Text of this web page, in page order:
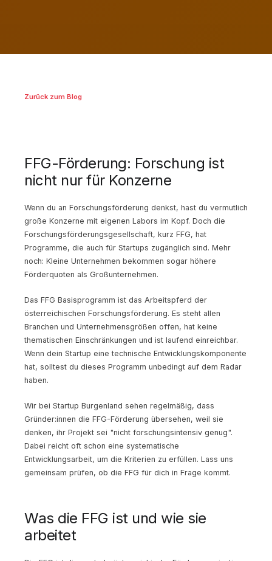
Zurück zum Blog
FFG-Förderung: Forschung ist
nicht nur für Konzerne
Wenn du an Forschungsförderung denkst, hast du vermutlich
große Konzerne mit eigenen Labors im Kopf. Doch die
Forschungsförderungsgesellschaft, kurz FFG, hat
Programme, die auch für Startups zugänglich sind. Mehr
noch: Kleine Unternehmen bekommen sogar höhere
Förderquoten als Großunternehmen.
Das FFG Basisprogramm ist das Arbeitspferd der
österreichischen Forschungsförderung. Es steht allen
Branchen und Unternehmensgrößen offen, hat keine
thematischen Einschränkungen und ist laufend einreichbar.
Wenn dein Startup eine technische Entwicklungskomponente
hat, solltest du dieses Programm unbedingt auf dem Radar
haben.
Wir bei Startup Burgenland sehen regelmäßig, dass
Gründer:innen die FFG-Förderung übersehen, weil sie
denken, ihr Projekt sei "nicht forschungsintensiv genug".
Dabei reicht oft schon eine systematische
Entwicklungsarbeit, um die Kriterien zu erfüllen. Lass uns
gemeinsam prüfen, ob die FFG für dich in Frage kommt.
Was die FFG ist und wie sie
arbeitet